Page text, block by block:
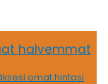
halvemmat
omat hintasi